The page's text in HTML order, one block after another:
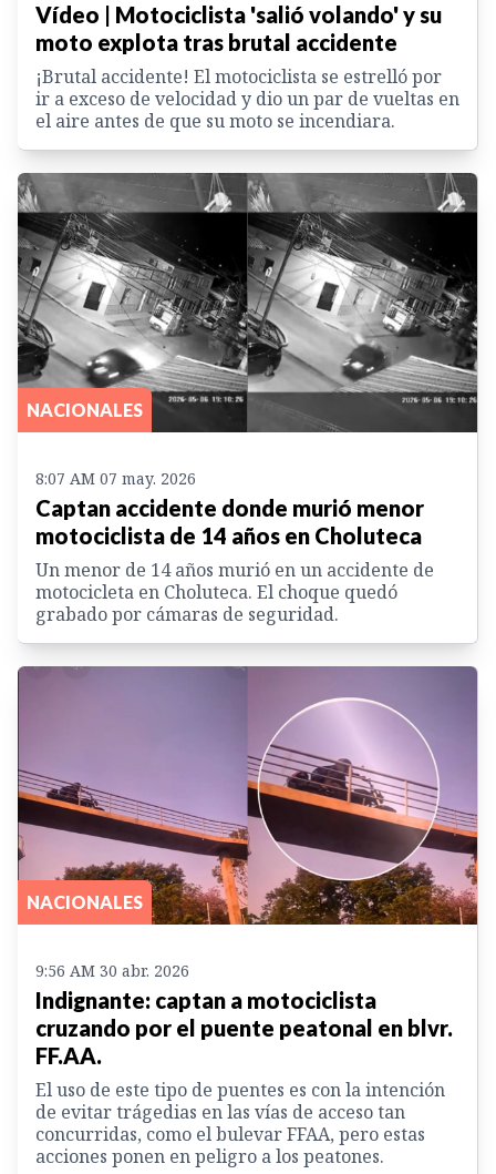
Vídeo | Motociclista 'salió volando' y su
moto explota tras brutal accidente
¡Brutal accidente! El motociclista se estrelló por
ir a exceso de velocidad y dio un par de vueltas en
el aire antes de que su moto se incendiara.
NACIONALES
8:07 AM 07 may. 2026
Captan accidente donde murió menor
motociclista de 14 años en Choluteca
Un menor de 14 años murió en un accidente de
motocicleta en Choluteca. El choque quedó
grabado por cámaras de seguridad.
NACIONALES
9:56 AM 30 abr. 2026
Indignante: captan a motociclista
cruzando por el puente peatonal en blvr.
FF.AA.
El uso de este tipo de puentes es con la intención
de evitar trágedias en las vías de acceso tan
concurridas, como el bulevar FFAA, pero estas
acciones ponen en peligro a los peatones.